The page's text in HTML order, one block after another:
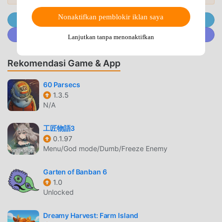
MOLFAR'S WIZARDRY TRAILS PENGANTAR
Molfar's Wizardry Trails Sebagai game adventure yang
sangat populer baru-baru ini, game ini mendapatkan
banyak penggemar di seluruh dunia yang menyukai game
adventure .Jika Anda ingin mengunduh game ini, sebagai
situs unduhan game mod apk gratis terbesar di dunia --
moddroid adalah pilihan terbaik Anda. moddroid tidak
hanya memberi Anda versi terbaru dariMolfar's Wizardry
membantu Anda menyimpan tugas mekanis yang berulang
dalam gim, sehingga Anda dapat fokus menikmati
kesenangan yang dibawa oleh game itu sendiri. moddroid
tidak akan membebankan biaya apa pun kepada pemain,
dan 100% aman, tersedia, dan gratis untuk dipasang.
menginstalMolfar's Wizardry Trails 1.56 dengan satu klik.
Gabung @MODDROID.CO di Telegram channel
Gabung @MODDROID.CO di komunitas Discord
Rekomendasi Game & App
60 Parsecs
1.3.5
N/A
工匠物語3
0.1.97
Menu/God mode/Dumb/Freeze Enemy
Garten of Banban 6
1.0
Unlocked
Dreamy Harvest: Farm Island
Nonaktifkan pemblokir iklan saya
Lanjutkan tanpa menonaktifkan